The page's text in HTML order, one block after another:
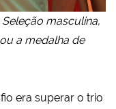
masculina,
a medalha de
era superar o trio